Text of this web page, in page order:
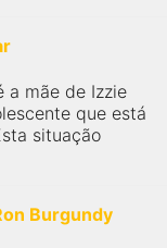
a mãe de Izzie
que está
situação
Burgundy